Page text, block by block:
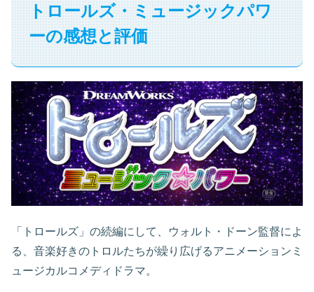
トロールズ・ミュージックパワ
ーの感想と評価
「トロールズ」の続編にして、ウォルト・ドーン監督によ
る、音楽好きのトロルたちが繰り広げるアニメーションミ
ュージカルコメディドラマ。